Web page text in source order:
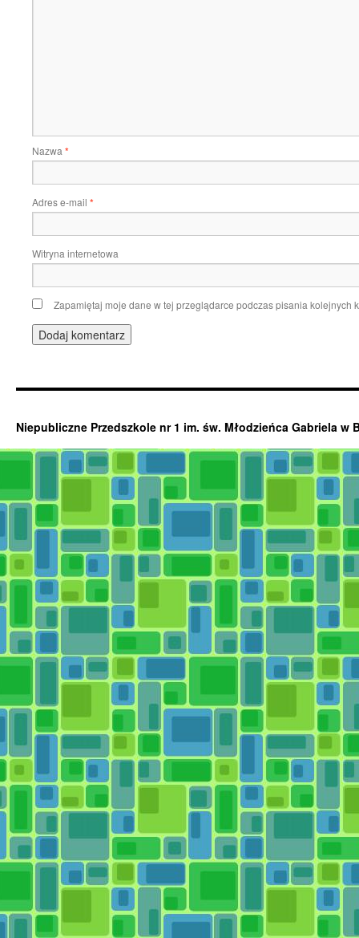
Nazwa *
Adres e-mail *
Witryna internetowa
Zapamiętaj moje dane w tej przeglądarce podczas pisania kolejnych
Niepubliczne Przedszkole nr 1 im. św. Młodzieńca Gabriela w